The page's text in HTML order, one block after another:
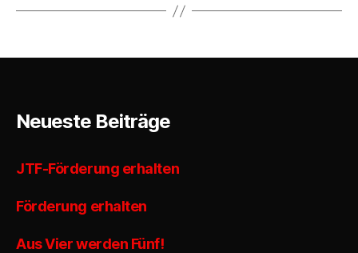
Neueste Beiträge
JTF-Förderung erhalten
Förderung erhalten
Aus Vier werden Fünf!